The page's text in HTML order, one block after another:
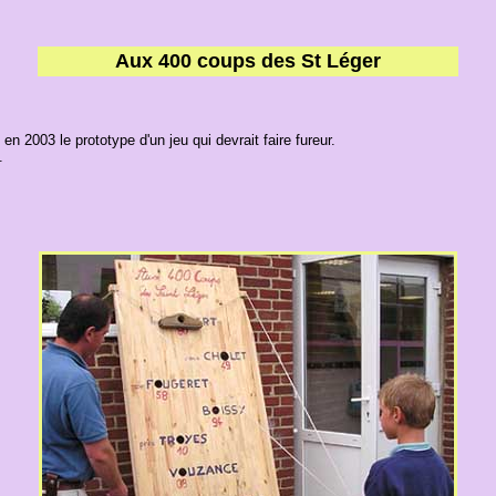
Aux 400 coups des St Léger
2003 le prototype d'un jeu qui devrait faire fureur.